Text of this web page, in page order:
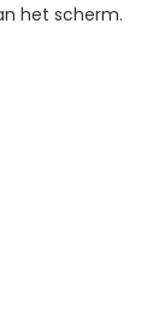
het scherm.